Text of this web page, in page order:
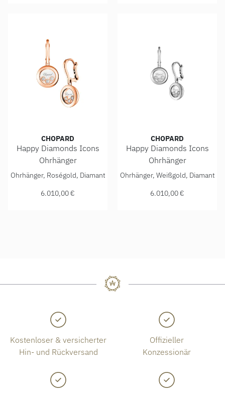
CHOPARD
Happy Diamonds Icons
Ohrhänger
Chopard Happy Diamonds Icons Ohrhänger, Ref: 83A018-
Ohrhänger, Roségold, Diamant
6.010,00 €
CHOPARD
Happy Diamonds Icons
Ohrhänger
Chopard Happy Diamonds
Ohrhänger, Weißgold, Diamant
6.010,00 €
Kostenloser & versicherter
Hin- und Rückversand
Offizieller
Konzessionär